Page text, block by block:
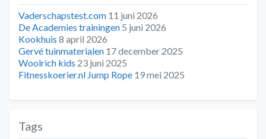
Vaderschapstest.com 11 juni 2026
De Academies trainingen 5 juni 2026
Kookhuis 8 april 2026
Gervé tuinmaterialen 17 december 2025
Woolrich kids 23 juni 2025
Fitnesskoerier.nl Jump Rope 19 mei 2025
Tags